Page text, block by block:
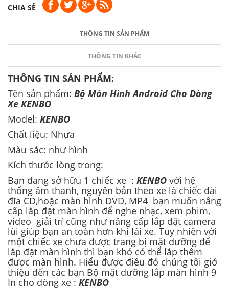
CHIA SẺ
THÔNG TIN SẢN PHẨM
THÔNG TIN KHÁC
THÔNG TIN SẢN PHẨM:
Tên sản phẩm: Bộ Màn Hình Android Cho Dòng
Xe KENBO
Model: KENBO
Chất liệu: Nhựa
Màu sắc: như hình
Kích thước lòng trong:
Bạn đang sở hữu 1 chiếc xe : KENBO với hệ
thống âm thanh, nguyên bản theo xe là chiếc đài
đĩa CD,hoặc màn hình DVD, MP4 bạn muốn nâng
cấp lắp đặt màn hình để nghe nhạc, xem phim,
video giải trí cũng như nâng cấp lắp đặt camera
lùi giúp bạn an toàn hơn khi lái xe. Tuy nhiên với
một chiếc xe chưa được trang bị mặt dưỡng để
lắp đặt màn hình thì bạn khó có thể lắp thêm
được màn hình. Hiểu được điều đó chúng tôi giớ
thiệu đến các bạn Bộ mặt dưỡng lắp màn hình 9
In cho dòng xe : KENBO